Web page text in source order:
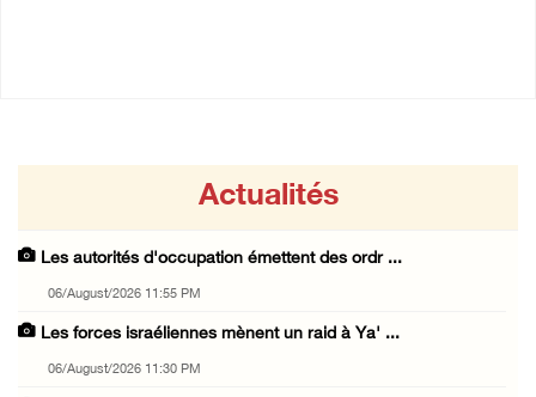
Actualités
Les autorités d'occupation émettent des ordr ...
06/August/2026 11:55 PM
Les forces israéliennes mènent un raid à Ya' ...
06/August/2026 11:30 PM